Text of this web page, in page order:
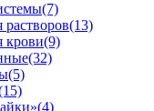
(7)
(13)
крови(9)
(32)
(5)
(4)